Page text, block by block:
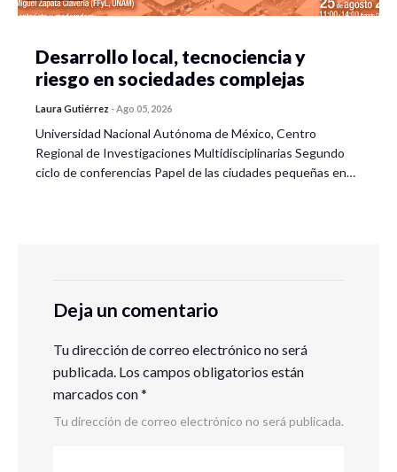
Desarrollo local, tecnociencia y
riesgo en sociedades complejas
Laura Gutiérrez -Ago 05, 2026
Universidad Nacional Autónoma de México, Centro
Regional de Investigaciones Multidisciplinarias Segundo
ciclo de conferencias Papel de las ciudades pequeñas en…
Deja un comentario
Tu dirección de correo electrónico no será
publicada. Los campos obligatorios están
marcados con*
Tu dirección de correo electrónico no será publicada.